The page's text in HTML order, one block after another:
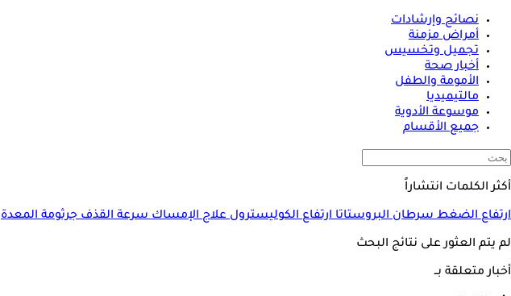
نصائح وإرشادات
أمراض مزمنة
تجميل وتخسيس
أخبار صحة
الأمومة والطفل
مالتيميديا
موسوعة الأدوية
جميع الأقسام
أكثر الكلمات انتشاراً
ارتفاع الضغطسرطان البروستاتاارتفاع الكوليسترولعلاج الإمساكسرعة القذفجرثومة المعدة
لم يتم العثور على نتائج البحث
أخبار متعلقة بــ